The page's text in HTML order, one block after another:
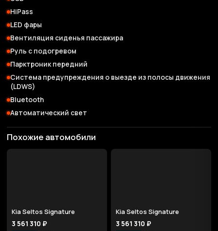
HiPass
LED фары
Вентиляция сиденья пассажира
Руль с подогревом
Парктроник передний
Система предупреждения о выезде из полосы движения
(LDWS)
Bluetooth
Автоматический свет
Похожие автомобили
Kia Seltos Signature
3 561 310 ₽
Kia Seltos Signature
3 561 310 ₽